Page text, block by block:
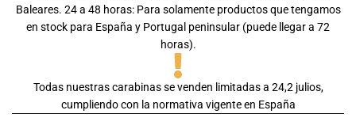
Baleares. 24 a 48 horas: Para solamente productos que tengamos
en stock para España y Portugal peninsular (puede llegar a 72
horas).
Todas nuestras carabinas se venden limitadas a 24,2 julios,
cumpliendo con la normativa vigente en España